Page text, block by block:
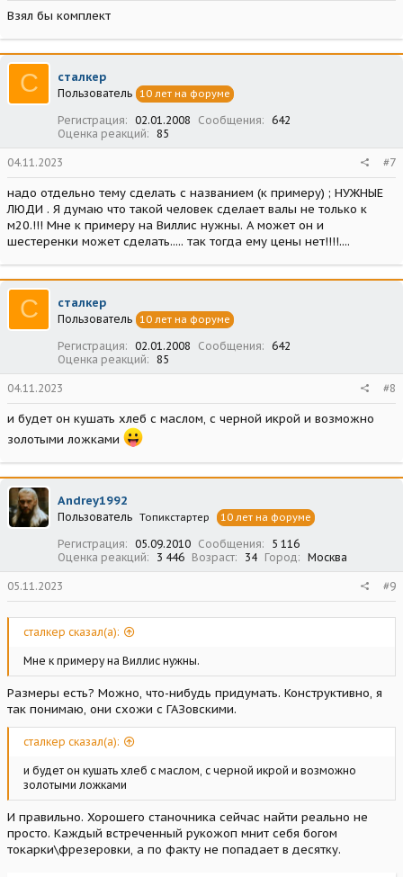
Взял бы комплект
С сталкер
Пользователь 10 лет на форуме
Регистрация 02.01.2008 Сообщения
642
Оценка реакций
85
04.11.2023 #7
надо отдельно тему сделать с названием (к примеру) ; НУЖНЫЕ
ЛЮДИ . Я думаю что такой человек сделает валы не только к
м20.!!! Мне к примеру на Виллис нужны. А может он и
шестеренки может сделать..... так тогда ему цены нет!!!!....
С сталкер
Пользователь 10 лет на форуме
Регистрация 02.01.2008 Сообщения
642
Оценка реакций
85
04.11.2023 #8
и будет он кушать хлеб с маслом, с черной икрой и возможно
золотыми ложками
Andrey1992
Пользователь Топикстартер 10 лет на форуме
Регистрация 05.09.2010 Сообщения
5 116
Оценка реакций
3 446 Возраст 34 Город Москва
05.11.2023 #9
сталкер сказал(а):
Мне к примеру на Виллис нужны.
Размеры есть? Можно, что-нибудь придумать. Конструктивно, я
так понимаю, они схожи с ГАЗовскими.
сталкер сказал(а):
и будет он кушать хлеб с маслом, с черной икрой и возможно
золотыми ложками
И правильно. Хорошего станочника сейчас найти реально не
просто. Каждый встреченный рукожоп мнит себя богом
токарки\фрезеровки, а по факту не попадает в десятку.